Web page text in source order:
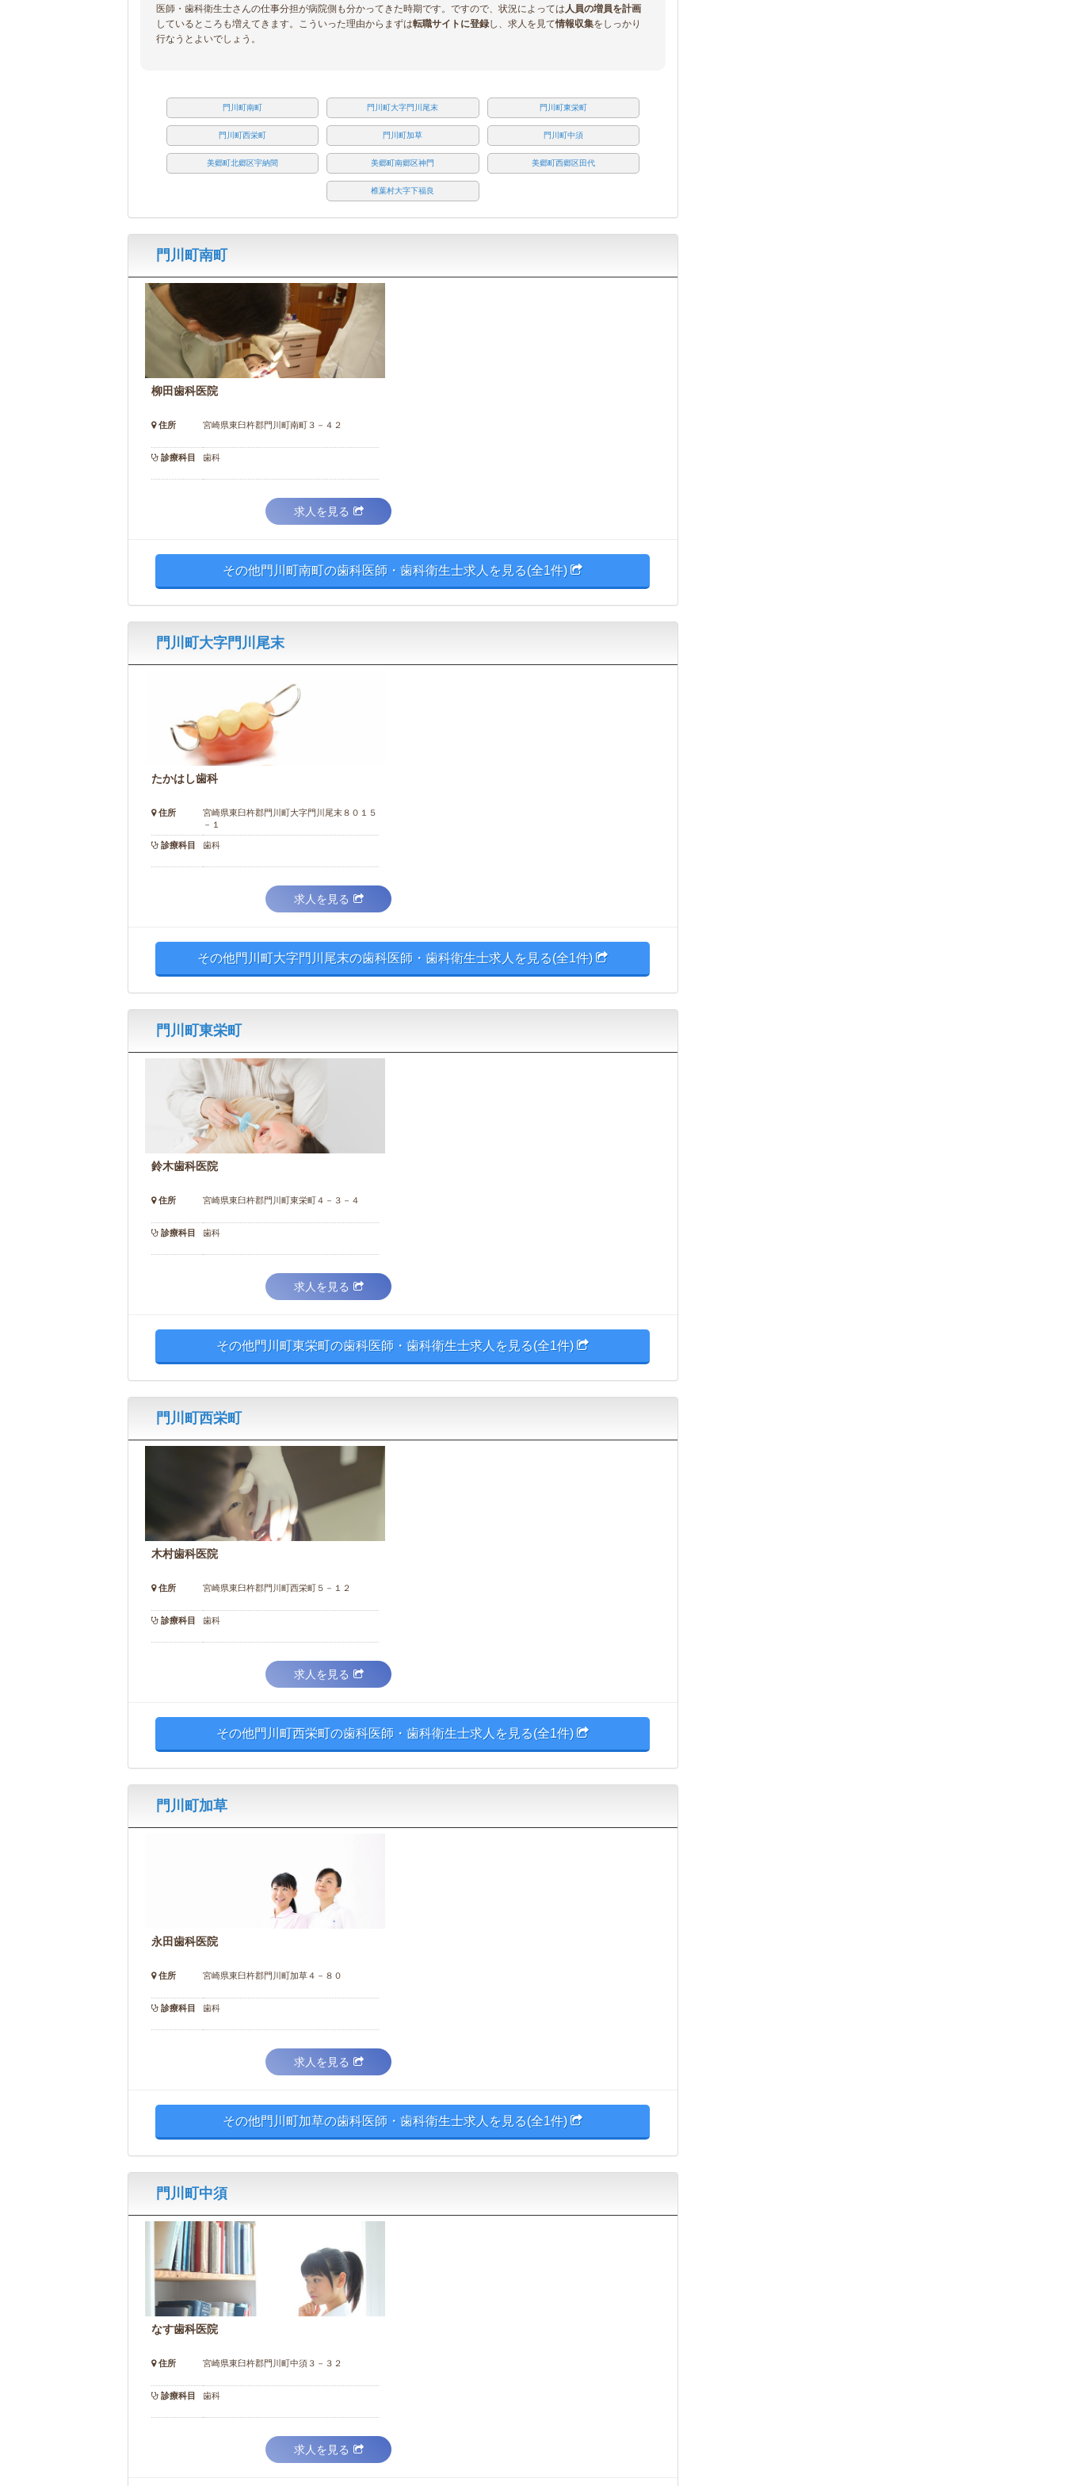
医師・歯科衛生士さんの仕事分担が病院側も分かってきた時期です。ですので、状況によっては人員の増員を計画
しているところも増えてきます。こういった理由からまずは転職サイトに登録し、求人を見て情報収集をしっかり
行なうとよいでしょう。
門川町南町 門川町大字門川尾末 門川町東栄町
門川町西栄町 門川町加草 門川町中須
美郷町北郷区宇納間 美郷町南郷区神門 美郷町西郷区田代
椎葉村大字下福良
門川町南町
柳田歯科医院
住所 宮崎県東臼杵郡門川町南町３－４２
診療科目 歯科
求人を見る
その他門川町南町の歯科医師・歯科衛生士求人を見る(全1件)
門川町大字門川尾末
たかはし歯科
住所
宮崎県東臼杵郡門川町大字門川尾末８０１５
－１
診療科目 歯科
求人を見る
その他門川町大字門川尾末の歯科医師・歯科衛生士求人を見る(全1件)
門川町東栄町
鈴木歯科医院
住所 宮崎県東臼杵郡門川町東栄町４－３－４
診療科目 歯科
求人を見る
その他門川町東栄町の歯科医師・歯科衛生士求人を見る(全1件)
門川町西栄町
木村歯科医院
住所 宮崎県東臼杵郡門川町西栄町５－１２
診療科目 歯科
求人を見る
その他門川町西栄町の歯科医師・歯科衛生士求人を見る(全1件)
門川町加草
永田歯科医院
住所 宮崎県東臼杵郡門川町加草４－８０
診療科目 歯科
求人を見る
その他門川町加草の歯科医師・歯科衛生士求人を見る(全1件)
門川町中須
なす歯科医院
住所 宮崎県東臼杵郡門川町中須３－３２
診療科目 歯科
求人を見る